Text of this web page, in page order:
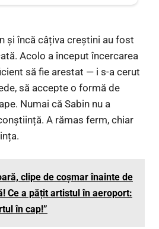
și încă câțiva creștini au fost
Acolo a început încercarea
să fie arestat — i s-a cerut
să accepte o formă de
Numai că Sabin nu a
A rămas ferm, chiar
clipe de coșmar înainte de
Ce a pățit artistul în aeroport:
în cap!”